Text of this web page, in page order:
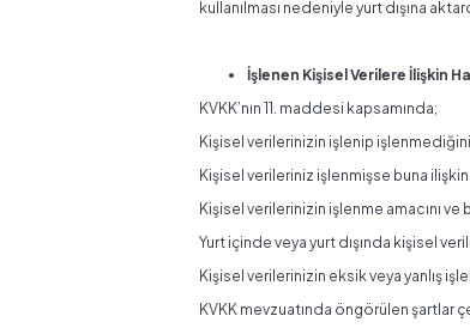
kullanılması nedeniyle yurt dışına
İşlenen Kişisel Verilere İlişkin
KVKK’nın 11. maddesi kapsamında;
Kişisel verilerinizin işlenip
Kişisel verileriniz işlenmişse buna
Kişisel verilerinizin işlenme amacını ve
Yurt içinde veya yurt dışında kişisel
Kişisel verilerinizin eksik veya yanlış
KVKK mevzuatında öngörülen şartlar